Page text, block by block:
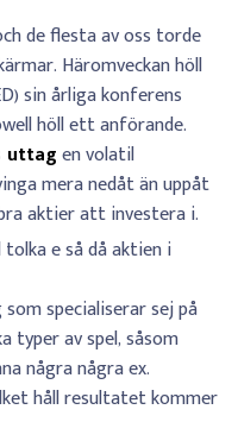
de flesta av oss torde
Häromveckan höll
sin årliga konferens
höll ett anförande.
uttagen volatil
mera nedåt än uppåt
aktier att investera i.
e så då aktien i
specialiserar sej på
typer av spel, såsom
några några ex.
håll resultatet kommer